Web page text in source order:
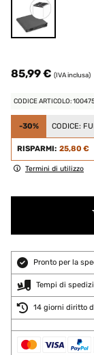
85,99 € (IVA inclusa)
CODICE ARTICOLO:
-30% CODICE:
RISPARMI: 25,80 €
Termini di utilizzo
Pronto per la
Tempi di
14 giorni diritto